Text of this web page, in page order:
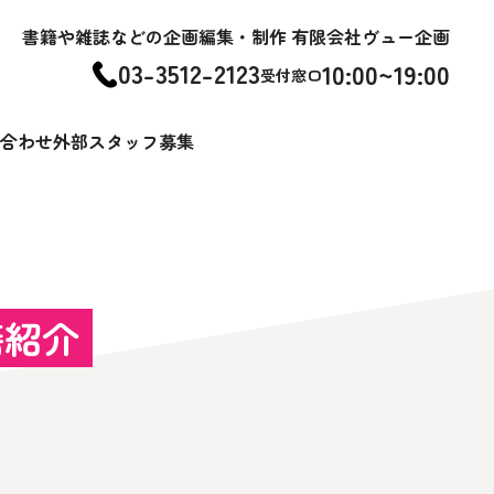
書籍や雑誌などの企画編集・制作 有限会社ヴュー企画
わせ外部スタッフ募集
03-3512-2123受付窓口10:00~19:00
介